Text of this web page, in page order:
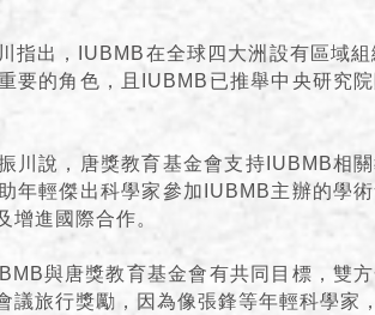
指出，IUBMB在全球四大洲設有區域
要的角色，且IUBMB已推舉中央研究
川說，唐獎教育基金會支持IUBMB相
年輕傑出科學家參加IUBMB主辦的學
增進國際合作。
與唐獎教育基金會有共同目標，雙
議旅行獎勵，因為像張鋒等年輕科學家